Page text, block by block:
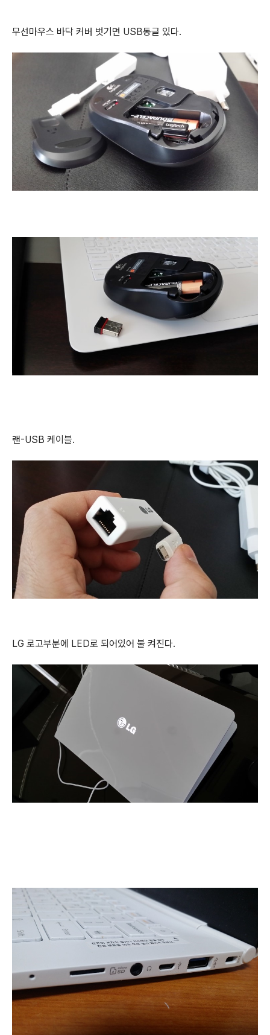
무선마우스 바닥 커버 벗기면 USB동글 있다.
랜-USB 케이블.
LG 로고부분에 LED로 되어있어 불 켜진다.